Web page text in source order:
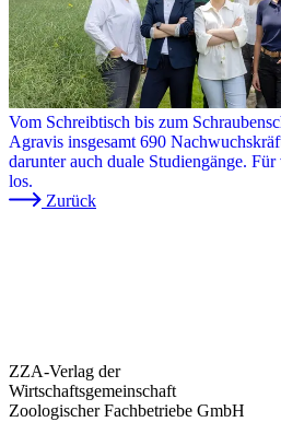
Vom Schreibtisch bis zum
Agravis insgesamt 690
darunter auch duale Studiengänge.
los.
Zurück
ZZA-Verlag der
Wirtschaftsgemeinschaft
Zoologischer Fachbetriebe GmbH